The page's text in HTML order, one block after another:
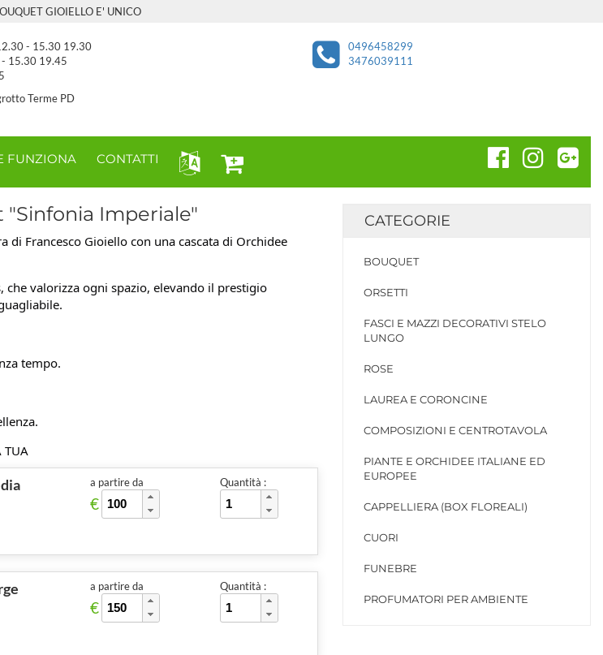
GIOIELLO E' UNICO
- 15.30 19.30
15.30 19.45
0496458299
3476039111
Terme PD
FUNZIONA CONTATTI
"Sinfonia Imperiale"
di Francesco Gioiello con una cascata di Orchidee
valorizza ogni spazio, elevando il prestigio
tempo.
TUA
a partire da
€
Quantità :
a partire da
€
Quantità :
CATEGORIE
BOUQUET
ORSETTI
FASCI E MAZZI DECORATIVI STELO
LUNGO
ROSE
LAUREA E CORONCINE
COMPOSIZIONI E CENTROTAVOLA
PIANTE E ORCHIDEE ITALIANE ED
EUROPEE
CAPPELLIERA (BOX FLOREALI)
CUORI
FUNEBRE
PROFUMATORI PER AMBIENTE